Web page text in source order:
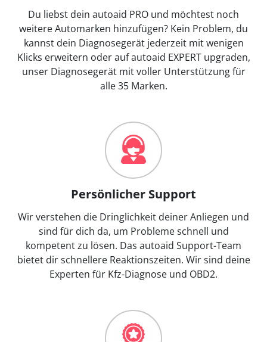
Du liebst dein autoaid PRO und möchtest noch
weitere Automarken hinzufügen? Kein Problem, du
kannst dein Diagnosegerät jederzeit mit wenigen
Klicks erweitern oder auf autoaid EXPERT upgraden,
unser Diagnosegerät mit voller Unterstützung für
alle 35 Marken.
Persönlicher Support
Wir verstehen die Dringlichkeit deiner Anliegen und
sind für dich da, um Probleme schnell und
kompetent zu lösen. Das autoaid Support-Team
bietet dir schnellere Reaktionszeiten. Wir sind deine
Experten für Kfz-Diagnose und OBD2.